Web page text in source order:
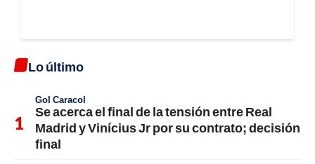
Lo último
Gol Caracol
Se acerca el final de la tensión entre Real
Madrid y Vinícius Jr por su contrato; decisión
final